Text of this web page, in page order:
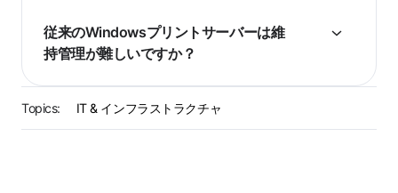
従来のWindowsプリントサーバーは維
持管理が難しいですか？
Topics: IT & インフラストラクチャ